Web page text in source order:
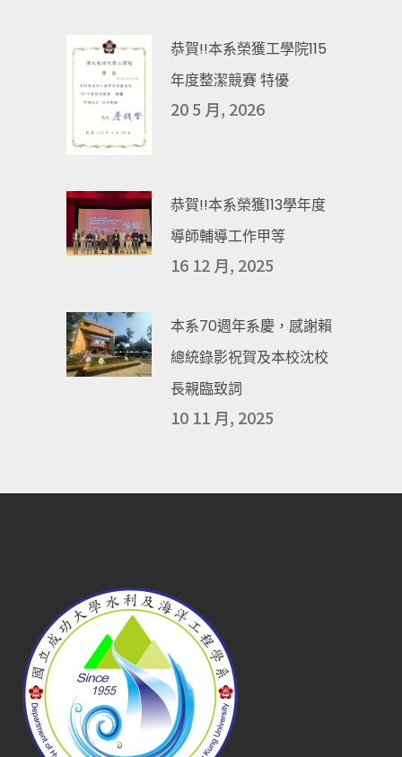
恭賀!!本系榮獲工學院115
年度整潔競賽 特優
20 5 月, 2026
恭賀!!本系榮獲113學年度
導師輔導工作甲等
16 12 月, 2025
本系70週年系慶，感謝賴
總統錄影祝賀及本校沈校
長親臨致詞
10 11 月, 2025